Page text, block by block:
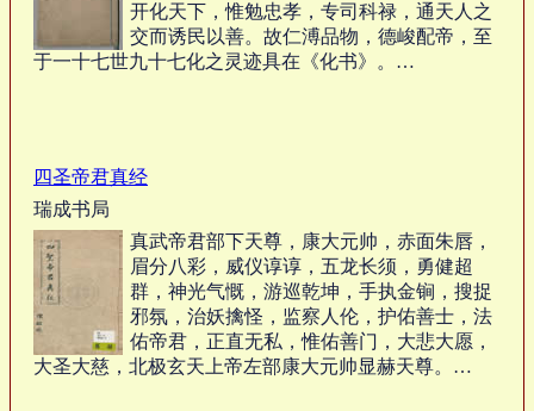
开化天下，惟勉忠孝，专司科禄，通天人之
交而诱民以善。故仁溥品物，德峻配帝，至
于一十七世九十七化之灵迹具在《化书》。…
四圣帝君真经
瑞成书局
真武帝君部下天尊，康大元帅，赤面朱唇，
眉分八彩，威仪谆谆，五龙长须，勇健超
群，神光气慨，游巡乾坤，手执金锏，搜捉
邪氛，治妖擒怪，监察人伦，护佑善士，法
佑帝君，正直无私，惟佑善门，大悲大愿，
大圣大慈，北极玄天上帝左部康大元帅显赫天尊。…